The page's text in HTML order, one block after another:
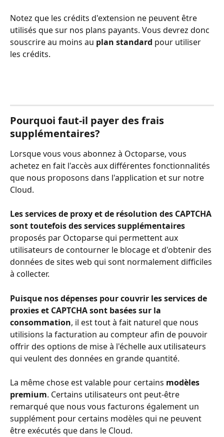
Notez que les crédits d'extension ne peuvent être
utilisés que sur nos plans payants. Vous devrez donc
souscrire au moins au plan standard pour utiliser
les crédits.
Pourquoi faut-il payer des frais
supplémentaires?
Lorsque vous vous abonnez à Octoparse, vous
achetez en fait l'accès aux différentes fonctionnalités
que nous proposons dans l'application et sur notre
Cloud.
Les services de proxy et de résolution des CAPTCHA
sont toutefois des services supplémentaires
proposés par Octoparse qui permettent aux
utilisateurs de contourner le blocage et d'obtenir des
données de sites web qui sont normalement difficiles
à collecter.
Puisque nos dépenses pour couvrir les services de
proxies et CAPTCHA sont basées sur la
consommation, il est tout à fait naturel que nous
utilisions la facturation au compteur afin de pouvoir
offrir des options de mise à l'échelle aux utilisateurs
qui veulent des données en grande quantité.
La même chose est valable pour certains modèles
premium. Certains utilisateurs ont peut-être
remarqué que nous vous facturons également un
supplément pour certains modèles qui ne peuvent
être exécutés que dans le Cloud.